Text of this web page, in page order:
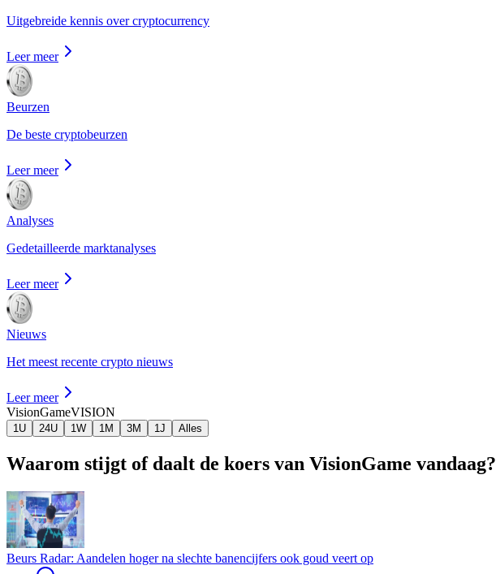
Uitgebreide kennis over cryptocurrency
Leer meer
Beurzen
De beste cryptobeurzen
Leer meer
Analyses
Gedetailleerde marktanalyses
Leer meer
Nieuws
Het meest recente crypto nieuws
Leer meer
VisionGameVISION
1U 24U 1W 1M 3M 1J Alles
Waarom stijgt of daalt de koers van VisionGame vandaag?
Beurs Radar: Aandelen hoger na slechte banencijfers ook goud veert op